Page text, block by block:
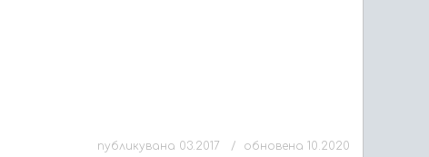
публикувана 03.2017 / обновена 10.2020